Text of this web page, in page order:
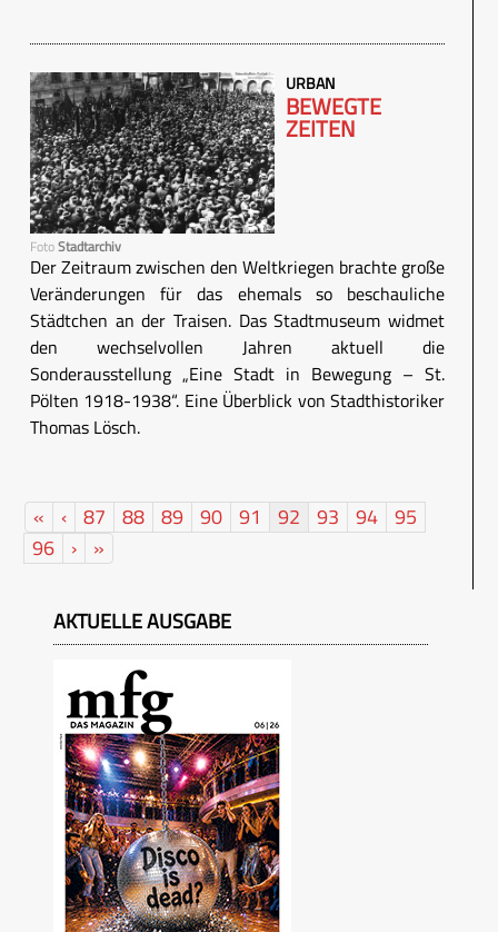
FotoStadtarchiv
URBAN
BEWEGTE
ZEITEN
Der Zeitraum zwischen den Weltkriegen brachte große
Veränderungen für das ehemals so beschauliche
Städtchen an der Traisen. Das Stadtmuseum widmet
den wechselvollen Jahren aktuell die
Sonderausstellung „Eine Stadt in Bewegung – St.
Pölten 1918-1938“. Eine Überblick von Stadthistoriker
Thomas Lösch.
« ‹ 87 88 89 90 91 92 93 94 95
96 › »
AKTUELLE AUSGABE